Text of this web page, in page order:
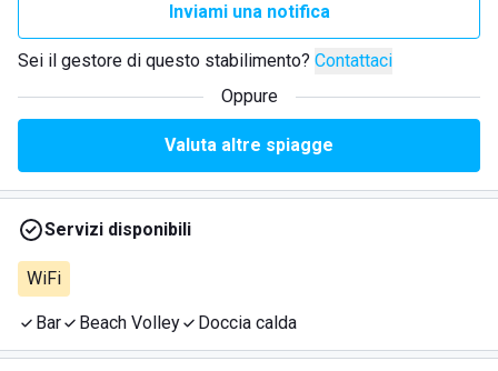
Inviami una notifica
Sei il gestore di questo stabilimento? Contattaci
Oppure
Valuta altre spiagge
Servizi disponibili
WiFi
Bar Beach Volley Doccia calda